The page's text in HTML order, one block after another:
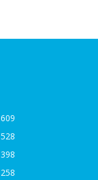
609
528
398
258